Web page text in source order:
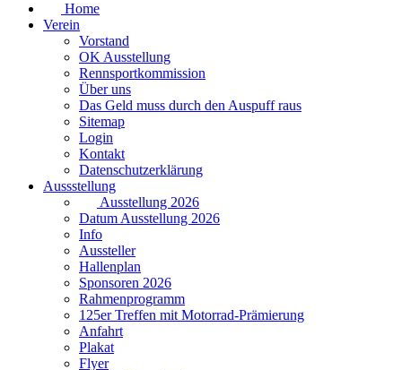
Home
Verein
Vorstand
OK Ausstellung
Rennsportkommission
Über uns
Das Geld muss durch den Auspuff raus
Sitemap
Login
Kontakt
Datenschutzerklärung
Aussstellung
Ausstellung 2026
Datum Ausstellung 2026
Info
Aussteller
Hallenplan
Sponsoren 2026
Rahmenprogramm
125er Treffen mit Motorrad-Prämierung
Anfahrt
Plakat
Flyer